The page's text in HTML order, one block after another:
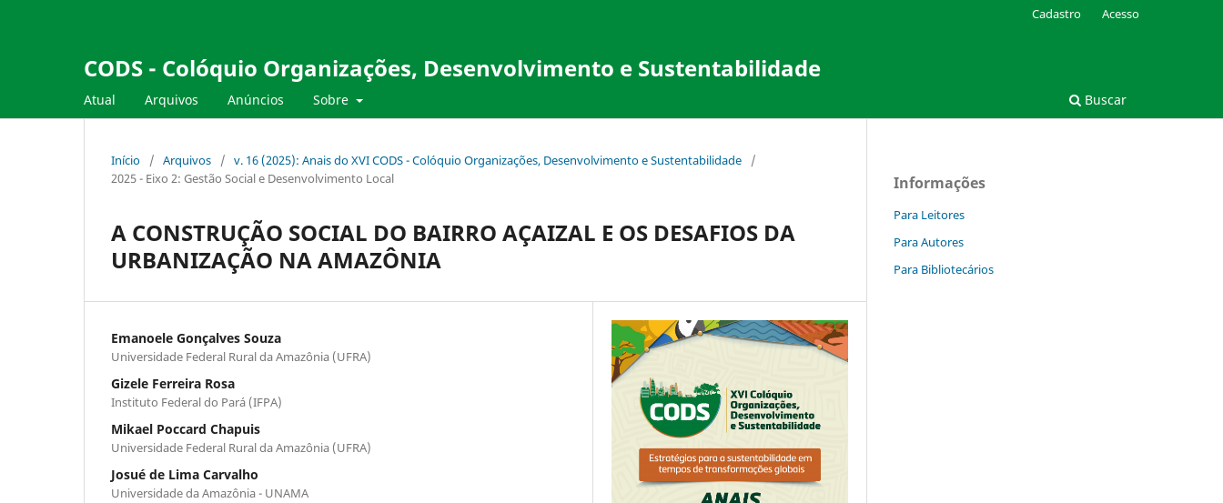
CODS - Colóquio Organizações, Desenvolvimento e Sustentabilidade
Atual Arquivos Anúncios Sobre Buscar
Cadastro Acesso
Início / Arquivos / v. 16 (2025): Anais do XVI CODS - Colóquio Organizações, Desenvolvimento e Sustentabilidade
/
2025 - Eixo 2: Gestão Social e Desenvolvimento Local
A CONSTRUÇÃO SOCIAL DO BAIRRO AÇAIZAL E OS DESAFIOS DA
URBANIZAÇÃO NA AMAZÔNIA
Emanoele Gonçalves Souza
Universidade Federal Rural da Amazônia (UFRA)
Gizele Ferreira Rosa
Instituto Federal do Pará (IFPA)
Mikael Poccard Chapuis
Universidade Federal Rural da Amazônia (UFRA)
Josué de Lima Carvalho
Universidade da Amazônia - UNAMA
Informações
Para Leitores
Para Autores
Para Bibliotecários